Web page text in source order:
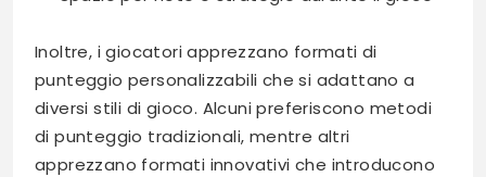
Inoltre, i giocatori apprezzano formati di
punteggio personalizzabili che si adattano a
diversi stili di gioco. Alcuni preferiscono metodi
di punteggio tradizionali, mentre altri
apprezzano formati innovativi che introducono